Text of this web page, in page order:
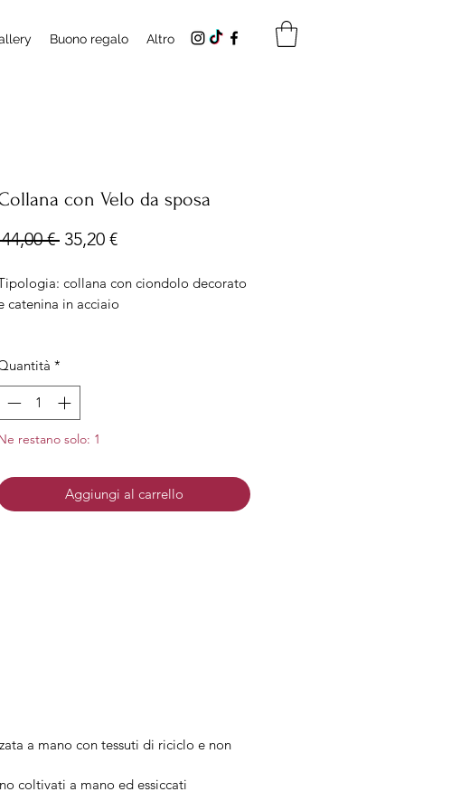
Buono regalo Altro
con Velo da sposa
€ Prezzo
35,20 €Prezzo
collana con ciondolo decorato
catenina in acciaio
catena 50cm
Materiale: Acciaio anallergico e senza
*
restano solo: 1
Aggiungi al carrello
a mano con tessuti di riciclo e non
coltivati a mano ed essiccati